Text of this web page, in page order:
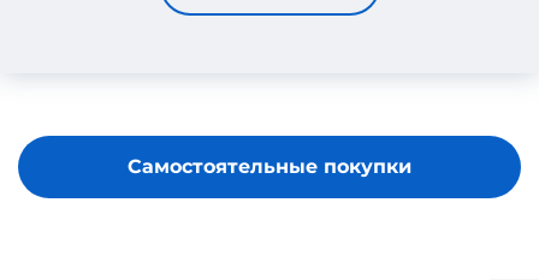
Самостоятельные покупки